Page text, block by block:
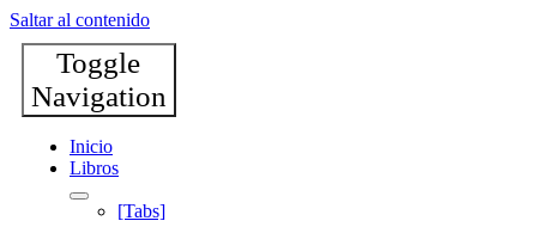
Saltar al contenido
Toggle
Navigation
Inicio
Libros
[Tabs]